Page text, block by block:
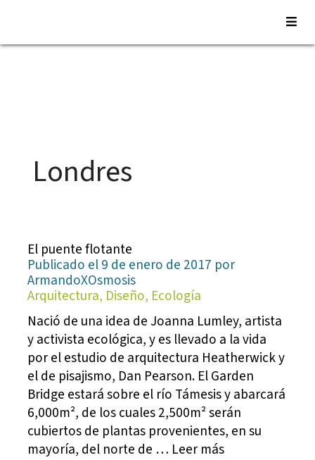
Saltar
Londres
El puente flotante
Publicado el 9 de enero de 2017 por
ArmandoXOsmosis
Arquitectura, Diseño, Ecología
Nació de una idea de Joanna Lumley, artista
y activista ecológica, y es llevado a la vida
por el estudio de arquitectura Heatherwick y
el de pisajismo, Dan Pearson. El Garden
Bridge estará sobre el río Támesis y abarcará
6,000m², de los cuales 2,500m² serán
cubiertos de plantas provenientes, en su
mayoría, del norte de … Leer más